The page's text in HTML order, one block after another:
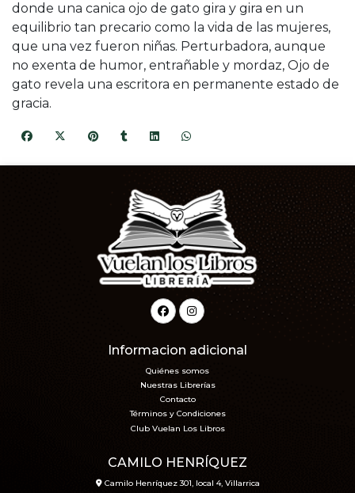
donde una canica ojo de gato gira y gira en un
equilibrio tan precario como la vida de las mujeres,
que una vez fueron niñas. Perturbadora, aunque
no exenta de humor, entrañable y mordaz, Ojo de
gato revela una escritora en permanente estado de
gracia.
Informacion adicional
Quiénes somos
Nuestras Librerías
Contacto
Términos y Condiciones
Club Vuelan Los Libros
CAMILO HENRÍQUEZ
Camilo Henríquez 301, local 4, Villarrica